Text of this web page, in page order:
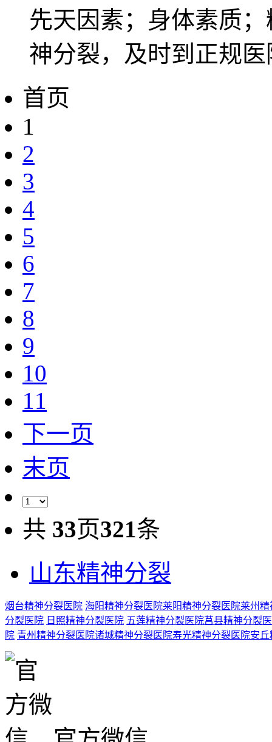
先天因素；身体素质
神分裂，及时到正规
首页
1
2
3
4
5
6
7
8
9
10
11
下一页
末页
共 33页321条
山东精神分裂
烟台精神分裂医院 海阳精神分裂医院莱阳精神分裂医院莱州精
分裂医院 日照精神分裂医院 五莲精神分裂医院莒县精神分裂
院 青州精神分裂医院诸城精神分裂医院寿光精神分裂医院安丘